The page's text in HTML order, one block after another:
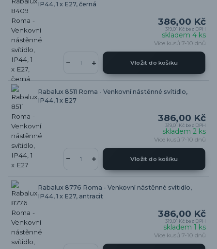
IP44, 1 x E27, černá
386,00 Kč
319,01 Kč bez DPH
skladem 4 ks
Více kusů 7-10 dnů
Vložit do košíku
Rabalux 8511 Roma - Venkovní nástěnné svítidlo,
IP44, 1 x E27
386,00 Kč
319,01 Kč bez DPH
skladem 2 ks
Více kusů 7-10 dnů
Vložit do košíku
Rabalux 8776 Roma - Venkovní nástěnné svítidlo,
IP44, 1 x E27, antracit
386,00 Kč
319,01 Kč bez DPH
skladem 1 ks
Více kusů 7-10 dnů